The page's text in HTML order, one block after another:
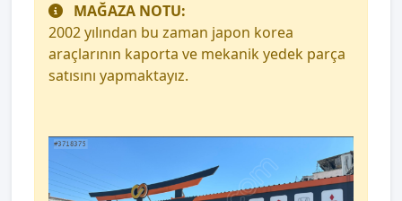
MAĞAZA NOTU:
2002 yılından bu zaman japon korea
araçlarının kaporta ve mekanik yedek parça
satısını yapmaktayız.